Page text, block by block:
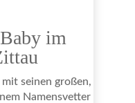
im
seinen großen,
Namensvetter